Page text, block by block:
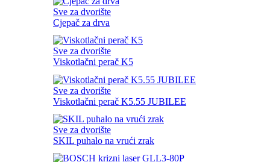
Sve za dvorište
Cjepač za drva
Sve za dvorište
Viskotlačni perač K5
Sve za dvorište
Viskotlačni perač K5.55 JUBILEE
Sve za dvorište
SKIL puhalo na vrući zrak